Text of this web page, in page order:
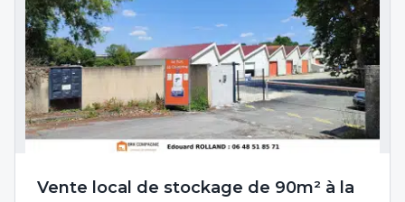
Vente local de stockage de 90m² à la